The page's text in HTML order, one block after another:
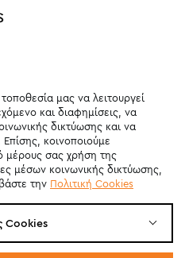
μας να λειτουργεί
και διαφημίσεις, να
δικτύωσης και να
κοινοποιούμε
μέρους σας χρήση της
μέσων κοινωνικής δικτύωσης,
την Πολιτική Cookies
Cookies